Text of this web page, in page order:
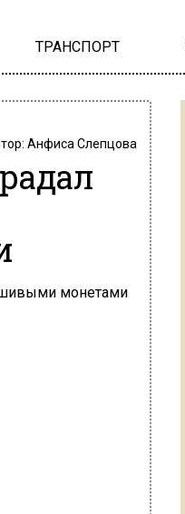
ТРАНСПОРТ
Анфиса Слепцова